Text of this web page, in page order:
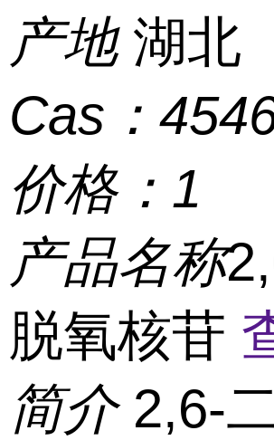
产地 湖北
Cas：
价格： 1
产品名称
脱氧核苷
简介 2,6-